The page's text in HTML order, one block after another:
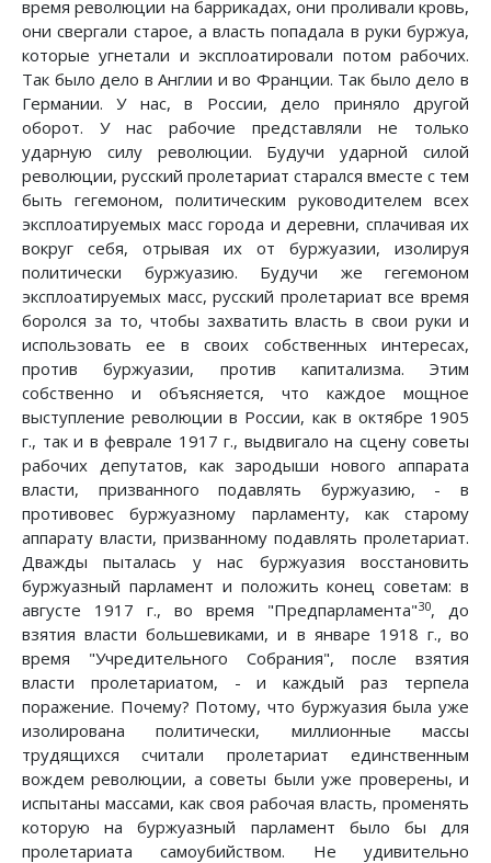
время революции на баррикадах, они проливали кровь,
они свергали старое, а власть попадала в руки буржуа,
которые угнетали и эксплоатировали потом рабочих.
Так было дело в Англии и во Франции. Так было дело в
Германии. У нас, в России, дело приняло другой
оборот. У нас рабочие представляли не только
ударную силу революции. Будучи ударной силой
революции, русский пролетариат старался вместе с тем
быть гегемоном, политическим руководителем всех
эксплоатируемых масс города и деревни, сплачивая их
вокруг себя, отрывая их от буржуазии, изолируя
политически буржуазию. Будучи же гегемоном
эксплоатируемых масс, русский пролетариат все время
боролся за то, чтобы захватить власть в свои руки и
использовать ее в своих собственных интересах,
против буржуазии, против капитализма. Этим
собственно и объясняется, что каждое мощное
выступление революции в России, как в октябре 1905
г., так и в феврале 1917 г., выдвигало на сцену советы
рабочих депутатов, как зародыши нового аппарата
власти, призванного подавлять буржуазию, - в
противовес буржуазному парламенту, как старому
аппарату власти, призванному подавлять пролетариат.
Дважды пыталась у нас буржуазия восстановить
буржуазный парламент и положить конец советам: в
августе 1917 г., во время "Предпарламента"30, до
взятия власти большевиками, и в январе 1918 г., во
время "Учредительного Собрания", после взятия
власти пролетариатом, - и каждый раз терпела
поражение. Почему? Потому, что буржуазия была уже
изолирована политически, миллионные массы
трудящихся считали пролетариат единственным
вождем революции, а советы были уже проверены, и
испытаны массами, как своя рабочая власть, променять
которую на буржуазный парламент было бы для
пролетариата самоубийством. Не удивительно